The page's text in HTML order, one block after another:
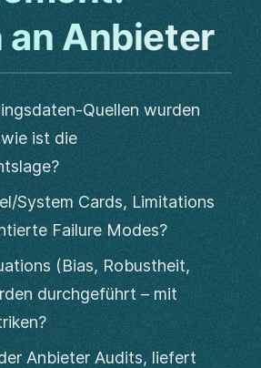
an Anbieter
Quellen wurden
ist die
System Cards, Limitations
Failure Modes?
(Bias, Robustheit,
durchgeführt – mit
Anbieter Audits, liefert